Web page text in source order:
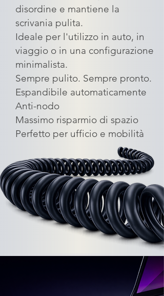
disordine e mantiene la
scrivania pulita.
Ideale per l'utilizzo in auto, in
viaggio o in una configurazione
minimalista.
Sempre pulito. Sempre pronto.
Espandibile automaticamente
Anti-nodo
Massimo risparmio di spazio
Perfetto per ufficio e mobilità